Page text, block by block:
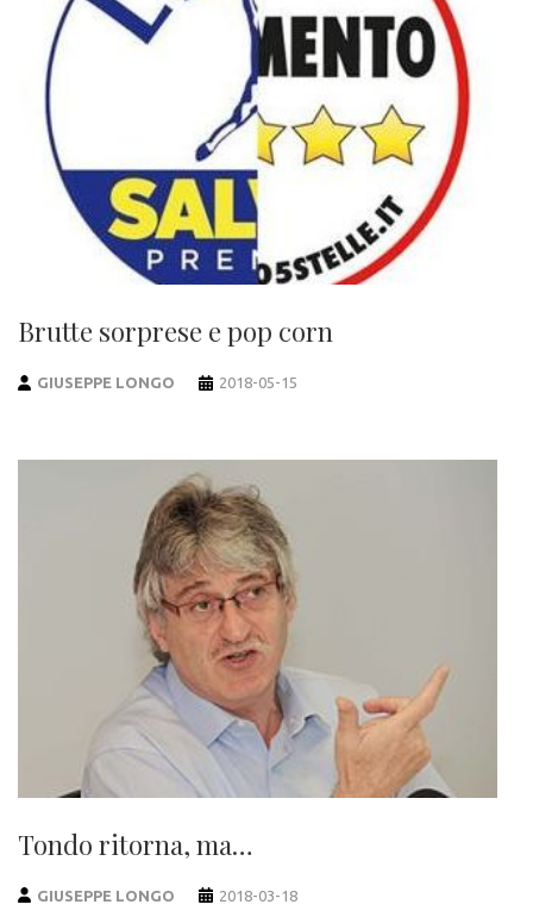
Brutte sorprese e pop corn
GIUSEPPE LONGO 2018-05-15
Tondo ritorna, ma…
GIUSEPPE LONGO 2018-03-18